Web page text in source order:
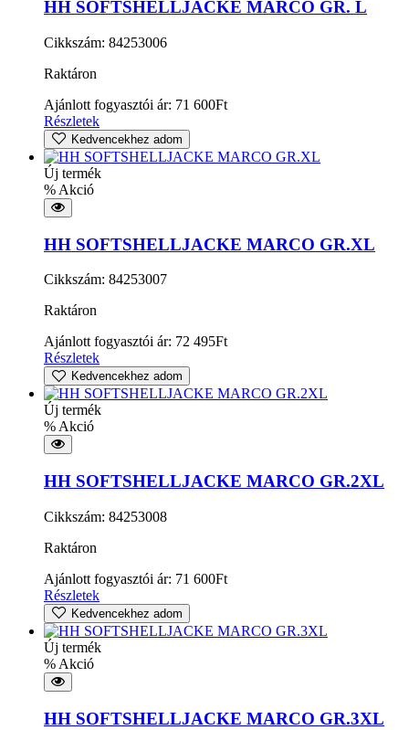
HH SOFTSHELLJACKE MARCO GR. L
Cikkszám: 84253006
Raktáron
Ajánlott fogyasztói ár: 71 600Ft
Részletek
Kedvencekhez adom
Új termék
% Akció
HH SOFTSHELLJACKE MARCO GR.XL
Cikkszám: 84253007
Raktáron
Ajánlott fogyasztói ár: 72 495Ft
Részletek
Kedvencekhez adom
Új termék
% Akció
HH SOFTSHELLJACKE MARCO GR.2XL
Cikkszám: 84253008
Raktáron
Ajánlott fogyasztói ár: 71 600Ft
Részletek
Kedvencekhez adom
Új termék
% Akció
HH SOFTSHELLJACKE MARCO GR.3XL